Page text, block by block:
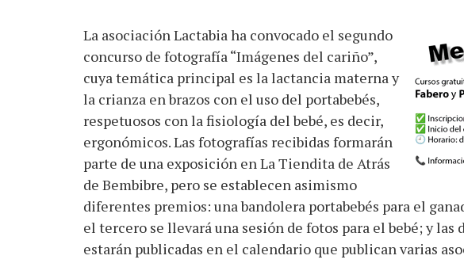
La asociación Lactabia ha convocado el segundo
concurso de fotografía “Imágenes del cariño”,
cuya temática principal es la lactancia materna y
la crianza en brazos con el uso del portabebés,
respetuosos con la fisiología del bebé, es decir,
ergonómicos. Las fotografías recibidas formarán
parte de una exposición en La Tiendita de Atrás
de Bembibre, pero se establecen asimismo
diferentes premios: una bandolera portabebés para el
el tercero se llevará una sesión de fotos para el bebé; y las
estarán publicadas en el calendario que publican varias